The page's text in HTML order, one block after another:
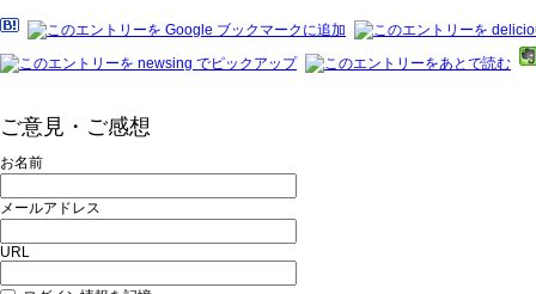
ご意見・ご感想
お名前
メールアドレス
URL